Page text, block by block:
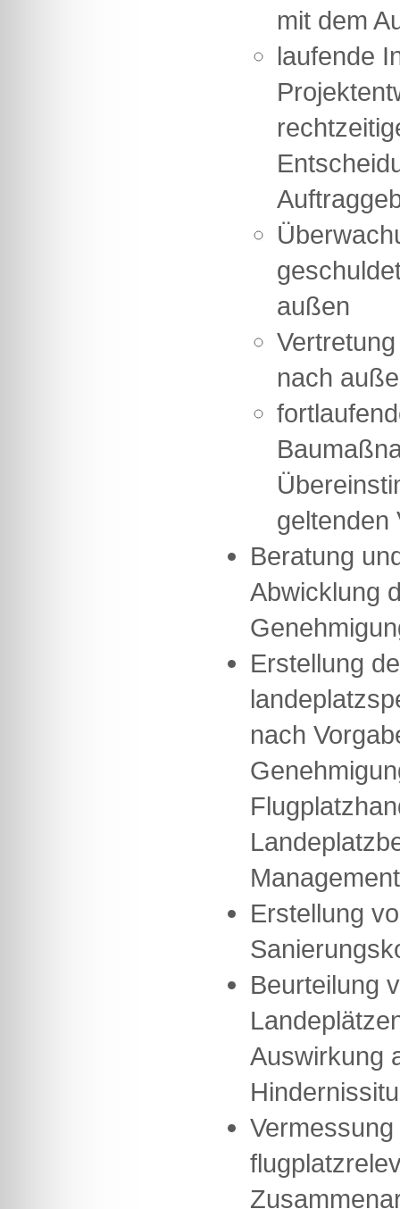
mit dem
laufende
außen
nach
geltenden
Beratung
Abwicklung
Erstellung
nach
Erstellung
Beurteilung
Auswirkung